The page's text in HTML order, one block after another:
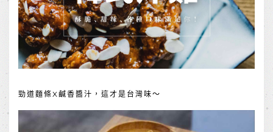
勁道麵條X鹹香醬汁，這才是台灣味～